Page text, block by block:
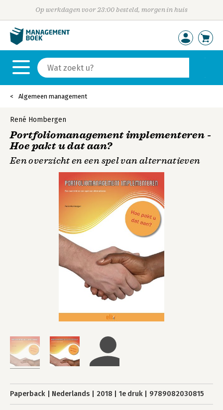
Op werkdagen voor 23:00 besteld, morgen in huis
Algemeen management
René Hombergen
Portfoliomanagement implementeren -
Hoe pakt u dat aan?
Een overzicht en een spel van alternatieven
Paperback Nederlands 2018 1e druk 9789082030815